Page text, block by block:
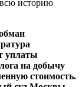
историю
уплаты
на добычу
стоимость.